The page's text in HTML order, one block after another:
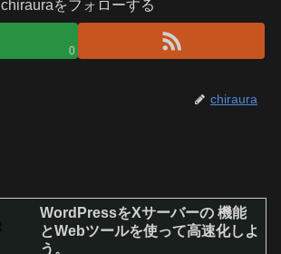
chirauraをフォローする
0
chiraura
WordPressをXサーバーの 機能
とWebツールを使って高速化しよ
う。